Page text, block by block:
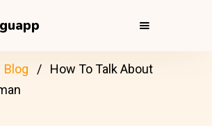
Blog
How To Talk About